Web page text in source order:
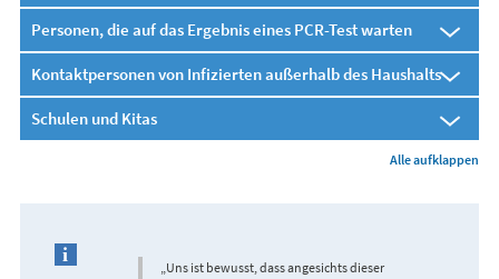
Personen, die auf das Ergebnis eines PCR-Test warten
Kontaktpersonen von Infizierten außerhalb des Haushalts
Schulen und Kitas
Alle aufklappen
„Uns ist bewusst, dass angesichts dieser